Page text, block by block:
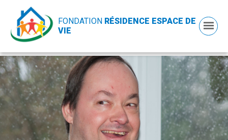
FONDATION RÉSIDENCE ESPACE DE
VIE